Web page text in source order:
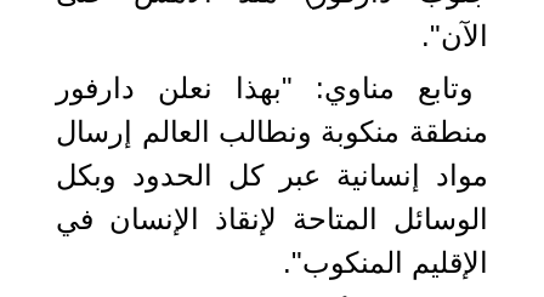
الآن".
وتابع مناوي: "بهذا نعلن دارفور
منطقة منكوبة ونطالب العالم إرسال
مواد إنسانية عبر كل الحدود وبكل
الوسائل المتاحة لإنقاذ الإنسان في
الإقليم المنكوب".